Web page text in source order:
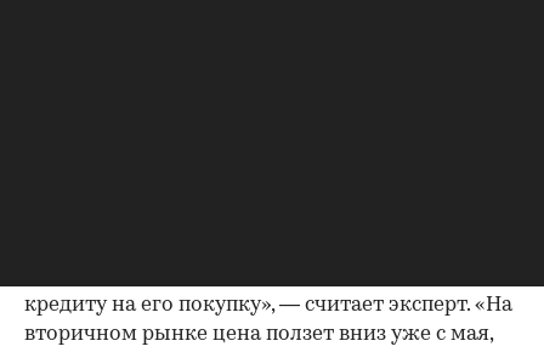
кредиту на его покупку», — считает эксперт. «На
вторичном рынке цена ползет вниз уже с мая,